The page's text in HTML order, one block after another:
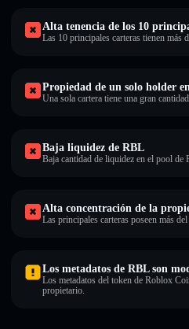
Alta tenencia de los 10
Las 10 principales carteras tienen más
Propiedad de un solo holder
Una sola cartera tiene una gran
Baja liquidez de RBL
Baja cantidad de liquidez en el pool de
Alta concentración de la
Las principales carteras poseen más
Los metadatos de RBL son
Los metadatos del token de Roblox
propietario.